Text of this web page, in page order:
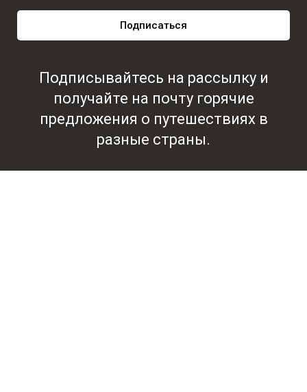
Подписаться
Подписывайтесь на рассылку и
получайте на почту горячие
предложения о путешествиях в
разные страны.